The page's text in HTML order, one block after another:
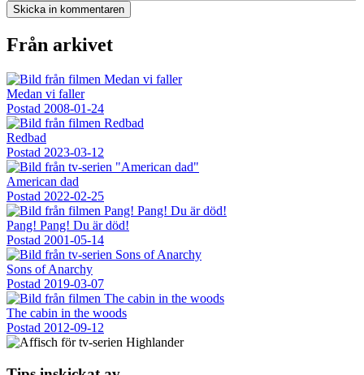
Från arkivet
Medan vi faller
Postad 2008-01-24
Redbad
Postad 2023-03-12
American dad
Postad 2022-02-25
Pang! Pang! Du är död!
Postad 2001-05-14
Sons of Anarchy
Postad 2019-03-07
The cabin in the woods
Postad 2012-09-12